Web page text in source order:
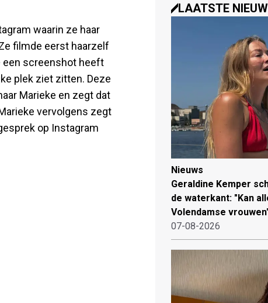
waarin ze haar
filmde eerst haarzelf
een screenshot heeft
plek ziet zitten. Deze
Marieke en zegt dat
vervolgens zegt
op Instagram
LAATSTE
Nieuws
Geraldine Kemper
de waterkant: "Kan
Volendamse
07-08-2026